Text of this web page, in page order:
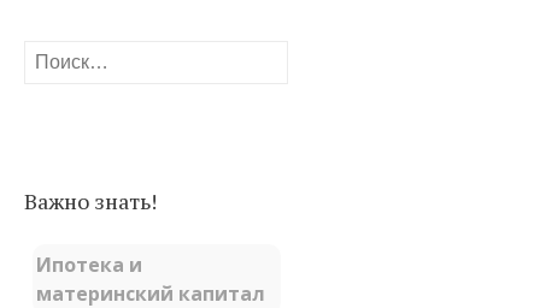
Найти:
Важно знать!
Ипотека и
материнский капитал